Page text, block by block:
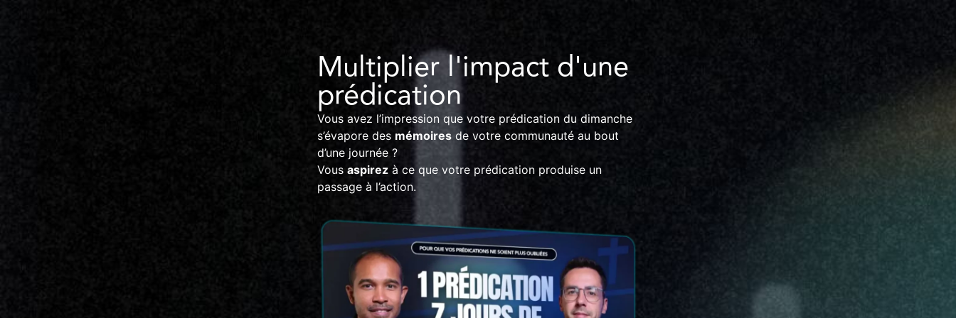
Multiplier l'impact d'une
prédication
Vous avez l’impression que votre prédication du dimanche
s’évapore des mémoires de votre communauté au bout
d’une journée ?
Vousaspirez à ce que votre prédication produise un
passage à l’action.